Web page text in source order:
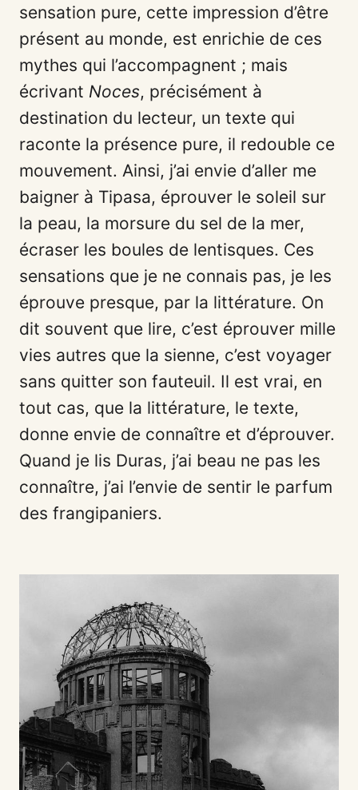
sensation pure, cette impression d’être
présent au monde, est enrichie de ces
mythes qui l’accompagnent ; mais
écrivant Noces, précisément à
destination du lecteur, un texte qui
raconte la présence pure, il redouble ce
mouvement. Ainsi, j’ai envie d’aller me
baigner à Tipasa, éprouver le soleil sur
la peau, la morsure du sel de la mer,
écraser les boules de lentisques. Ces
sensations que je ne connais pas, je les
éprouve presque, par la littérature. On
dit souvent que lire, c’est éprouver mille
vies autres que la sienne, c’est voyager
sans quitter son fauteuil. Il est vrai, en
tout cas, que la littérature, le texte,
donne envie de connaître et d’éprouver.
Quand je lis Duras, j’ai beau ne pas les
connaître, j’ai l’envie de sentir le parfum
des frangipaniers.